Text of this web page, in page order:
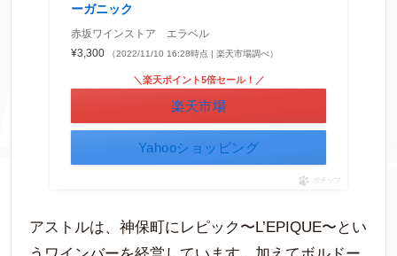
ーガニック
赤坂ワインストア エラベル
¥3,300
（2022/11/10 16:28時点 | 楽天市場調べ）
＼楽天ポイント5倍セール！／
楽天市場
Yahooショッピング
ポチップ
アストルは、神保町にレピック〜L’EPIQUE〜とい